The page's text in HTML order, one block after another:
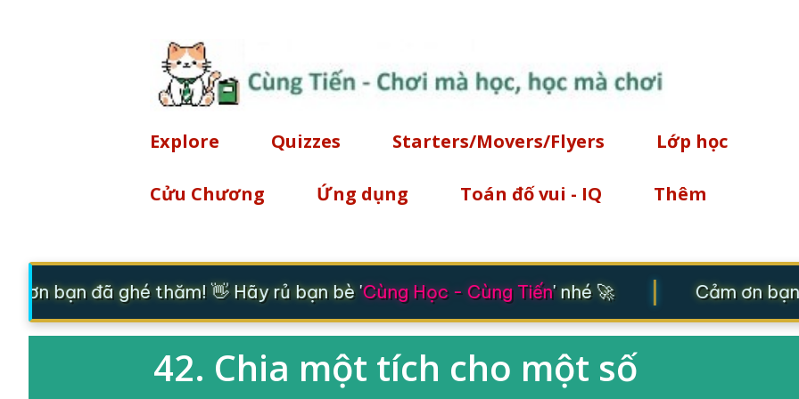
Explore Quizzes Starters/Movers/Flyers Lớp học
Cửu Chương Ứng dụng Toán đố vui - IQ Thêm
ơn bạn đã ghé thăm! 👋 Hãy rủ bạn bè 'Cùng Học - Cùng Tiến' nhé 🚀 Cảm ơn
42. Chia một tích cho một số